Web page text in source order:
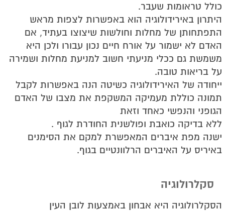
כולל טראומות שעבר.
היתרון באירידולוגיה הוא באפשרות לצפות מראש
התפתחותן של מחלות וחולשות שיצוצו בעתיד, אם
האדם לא ישמור על אורח חיים נכון עבורו ולכן היא
משמשת גם ככלי מניעתי חשוב למניעת מחלות ושמירה
על בריאות טובה.
ייחודה של האירידולוגיה כשיטה הנה באפשרות לקבל
תמונה כוללת מעמיקה המשקפת את מצבו של האדם
הגופני והנפשי כאחד וזאת
ללא בדיקה כואבת ופולשנית החודרת לגוף .
ישנה מפת איברים המאפשרת למקם את הסימנים
באיריס על האיברים הרלוונטיים בגוף.
הסקלרולוגיה היא אבחון באמצעות לובן העין
סקלרולוגיה